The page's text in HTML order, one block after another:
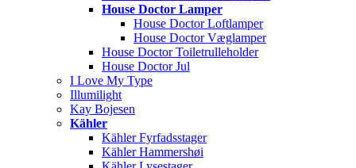
House Doctor Lamper
House Doctor Loftlamper
House Doctor Væglamper
House Doctor Toiletrulleholder
House Doctor Jul
I Love My Type
Illumilight
Kay Bojesen
Kähler
Kähler Fyrfadsstager
Kähler Hammershøi